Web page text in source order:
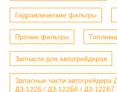
Гидравлические фильтры
Прочие фильтры
Запчасти для автогрейдеров
Запасные части автогрейдера
ДЗ-122Б / ДЗ-122Б6 / ДЗ-122Б7